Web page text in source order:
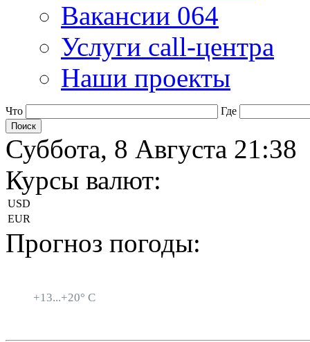
Вакансии 064
Услуги call-центра
Наши проекты
Что Где
Суббота, 8 Августа 21:38
Курсы валют:
USD
EUR
Прогноз погоды:
+13...+20° C